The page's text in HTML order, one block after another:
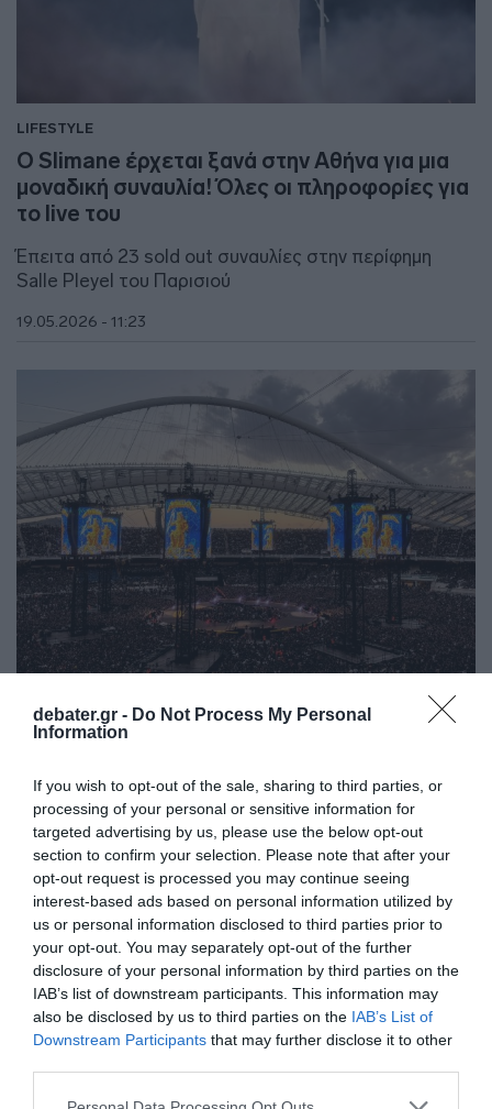
debater.gr - Do Not Process My Personal
Information
If you wish to opt-out of the sale, sharing to third parties, or
processing of your personal or sensitive information for
targeted advertising by us, please use the below opt-out
section to confirm your selection. Please note that after your
opt-out request is processed you may continue seeing
interest-based ads based on personal information utilized by
us or personal information disclosed to third parties prior to
your opt-out. You may separately opt-out of the further
disclosure of your personal information by third parties on the
IAB’s list of downstream participants. This information may
also be disclosed by us to third parties on the IAB’s List of
Downstream Participants that may further disclose it to other
Please note that this website/app uses one or more Google
LIFESTYLE
Ο Slimane έρχεται ξανά στην Αθήνα για μια
μοναδική συναυλία! Όλες οι πληροφορίες για
το live του
Έπειτα από 23 sold out συναυλίες στην περίφημη
Salle Pleyel του Παρισιού
19.05.2026 - 11:23
Metallica: To «ευχαριστώ» τους για την
με 90.000 θεατές» (pic)
Η ανάρτηση του θρυλικού συγκροτήματος στα
κοινωνικά δίκτυα
11.05.2026 - 13:40